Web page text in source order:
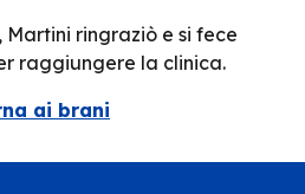
ringraziò e si fece
raggiungere la clinica.
ai brani